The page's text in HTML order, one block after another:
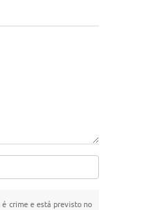
crime e está previsto no